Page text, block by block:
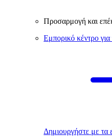
Προσαρμογή και
Εμπορικό κέντρο
Δημιουργήστε με τα